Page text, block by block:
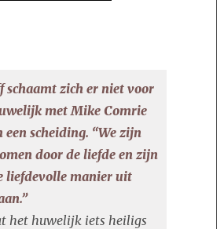
schaamt zich er niet voor
met Mike Comrie
scheiding. “We zijn
door de liefde en zijn
liefdevolle manier uit
het huwelijk iets heiligs